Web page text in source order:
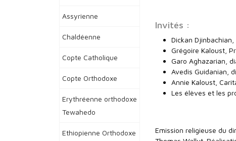
Assyrienne
Chaldéenne
Copte Catholique
Copte Orthodoxe
Erythréenne orthodoxe
Tewahedo
Ethiopienne Orthodoxe
Invités :
Dickan
Grégoire Kaloust,
Garo Aghazarian,
Avedis Guidanian,
Annie Kaloust,
Les élèves et les
Emission religieuse du